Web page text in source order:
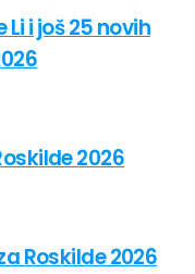
i još 25 novih
2026
Roskilde 2026